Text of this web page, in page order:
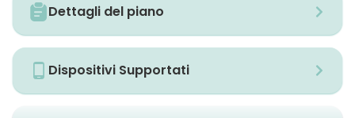
Dettagli del piano
Dispositivi Supportati